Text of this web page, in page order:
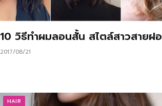
10 วิธีทำผมลอนสั้น สไตล์สาวสายฝอ
2017/08/21
HAIR